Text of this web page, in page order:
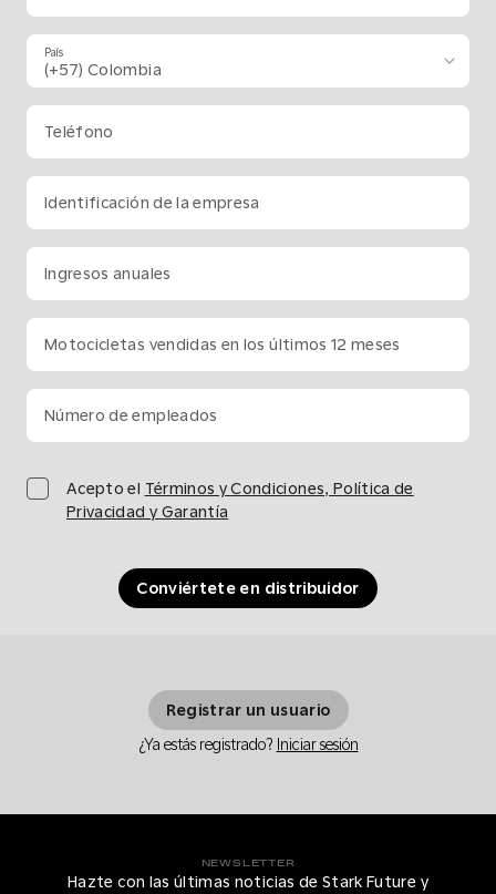
País
Teléfono
Identificación de la empresa
Ingresos anuales
Motocicletas vendidas en los últimos 12 meses
Número de empleados
Acepto el Términos y Condiciones, Política de
Privacidad y Garantía
Conviértete en distribuidor
Registrar un usuario
¿Ya estás registrado? Iniciar sesión
NEWSLETTER
Hazte con las últimas noticias de Stark Future y